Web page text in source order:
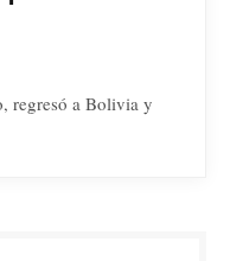
regresó a Bolivia y